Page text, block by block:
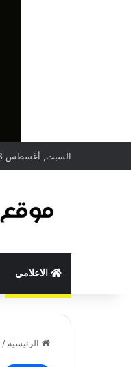
السبت, أغسطس 8 2026
الاعلامي
الرئيسية /